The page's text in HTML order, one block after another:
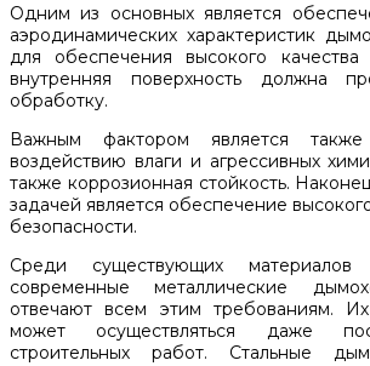
Одним из основных является
аэродинамических характеристик
для обеспечения высокого
внутренняя поверхность должна
обработку.
Важным фактором является также
воздействию влаги и агрессивных
также коррозионная стойкость.
задачей является обеспечение
безопасности.
Среди существующих
современные металлические
отвечают всем этим требованиям.
может осуществляться даже
строительных работ. Стальные